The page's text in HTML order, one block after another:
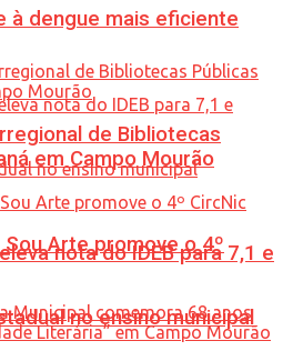
à dengue mais eficiente
nota do IDEB para 7,1 e
no ensino municipal
de Bibliotecas
em Campo Mourão
Sou Arte promove o 4º